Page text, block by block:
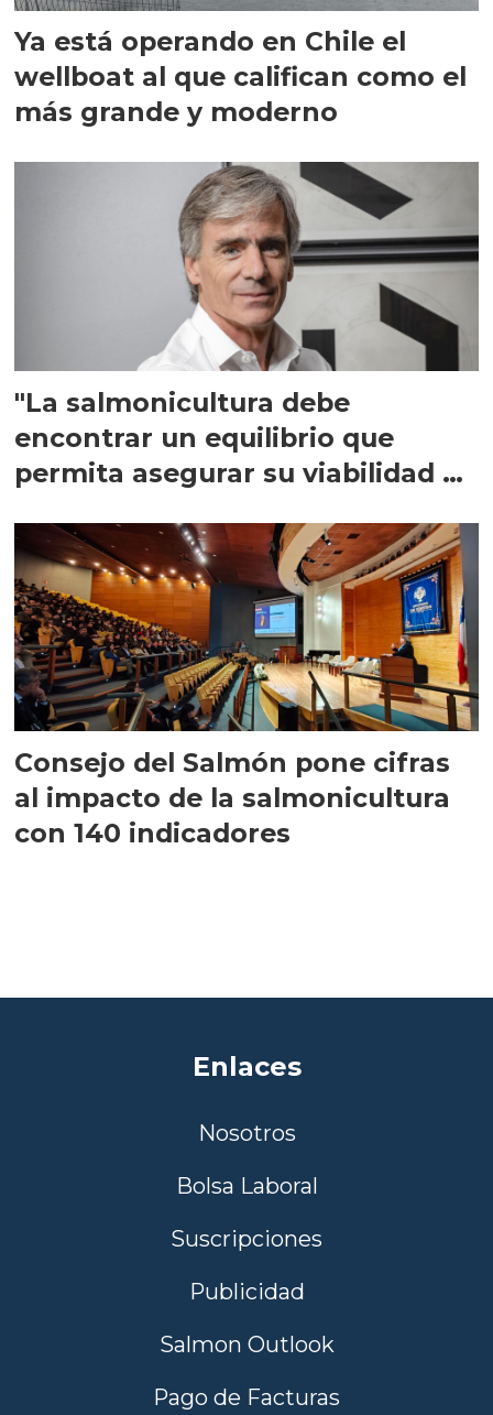
Ya está operando en Chile el
wellboat al que califican como el
más grande y moderno
"La salmonicultura debe
encontrar un equilibrio que
permita asegurar su viabilidad de
Consejo del Salmón pone cifras
al impacto de la salmonicultura
con 140 indicadores
Enlaces
Nosotros
Bolsa Laboral
Suscripciones
Publicidad
Salmon Outlook
Pago de Facturas